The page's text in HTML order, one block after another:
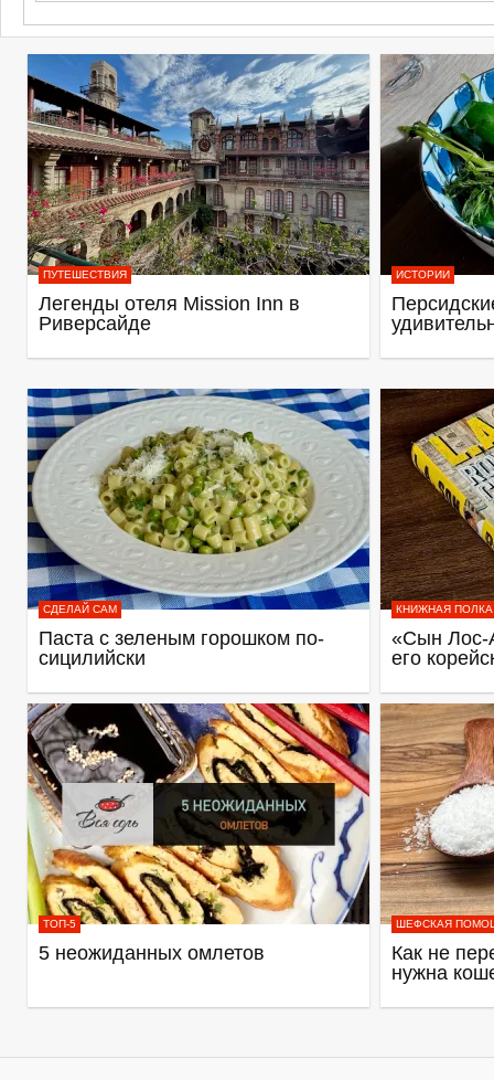
ПУТЕШЕСТВИЯ
Легенды отеля Mission Inn в
Риверсайде
ИСТОРИИ
СДЕЛАЙ САМ
Паста с зеленым горошком по-
сицилийски
КНИЖНАЯ ПОЛКА
«Сын Лос-
его
ТОП-5
5 неожиданных омлетов
ШЕФСКАЯ
Как не
нужна